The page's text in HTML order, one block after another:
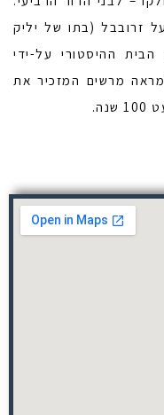
זרובבל (בתו של יליק
ההיסטורי על-ידי
מרשים המזכיר את